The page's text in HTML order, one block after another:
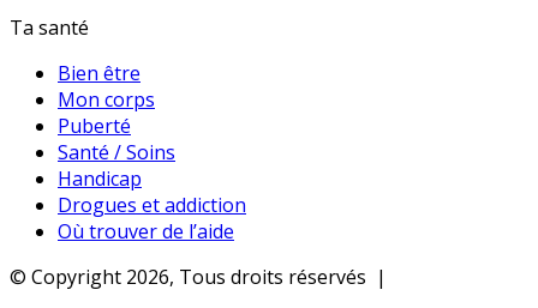
Ta santé
Bien être
Mon corps
Puberté
Santé / Soins
Handicap
Drogues et addiction
Où trouver de l’aide
© Copyright 2026, Tous droits réservés |